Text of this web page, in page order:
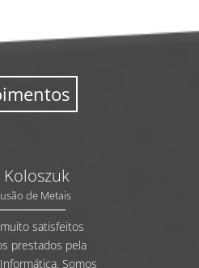
de Metais
satisfeitos
prestados pela
Somos